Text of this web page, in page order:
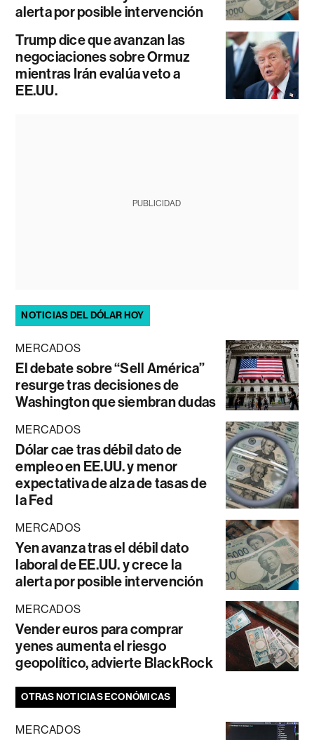
alerta por posible intervención
Trump dice que avanzan las
negociaciones sobre Ormuz
mientras Irán evalúa veto a
EE.UU.
PUBLICIDAD
NOTICIAS DEL DÓLAR HOY
MERCADOS
El debate sobre “Sell América”
resurge tras decisiones de
Washington que siembran dudas
MERCADOS
Dólar cae tras débil dato de
empleo en EE.UU. y menor
expectativa de alza de tasas de
la Fed
MERCADOS
Yen avanza tras el débil dato
laboral de EE.UU. y crece la
alerta por posible intervención
MERCADOS
Vender euros para comprar
yenes aumenta el riesgo
geopolítico, advierte BlackRock
OTRAS NOTICIAS ECONÓMICAS
MERCADOS